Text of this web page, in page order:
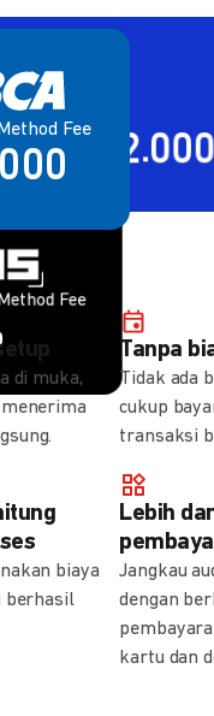
Fee
Fee
+ Rp2.000
Fee
Fee
di muka,
Tanpa
Tidak ada
cukup
transaksi
biaya
berhasil
Lebih
Jangkau
dengan
kartu dan